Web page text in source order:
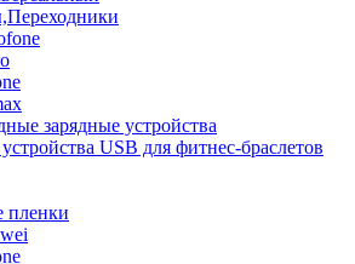
зарядные устройства
USB для фитнес-браслетов
пленки